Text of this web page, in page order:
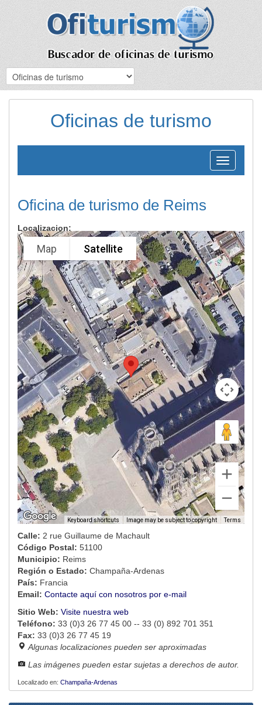
Oficinas de turismo
Toggle
navigation
Oficina de turismo de Reims
Localizacion:
Map Satellite
Keyboard shortcuts Image may be subject to copyright Terms
Calle: 2 rue Guillaume de Machault
Código Postal: 51100
Municipio: Reims
Región o Estado: Champaña-Ardenas
País: Francia
Email: Contacte aquí con nosotros por e-mail
Sitio Web: Visite nuestra web
Teléfono: 33 (0)3 26 77 45 00 -- 33 (0) 892 701 351
Fax: 33 (0)3 26 77 45 19
Algunas localizaciones pueden ser aproximadas
Las imágenes pueden estar sujetas a derechos de autor.
Localizado en: Champaña-Ardenas